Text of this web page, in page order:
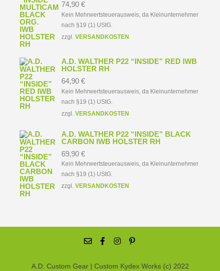
74,90 €
Kein Mehrwertsteuerausweis, da Kleinunternehmer
nach §19 (1) UStG.
zzgl. VERSANDKOSTEN
A.D. WALTHER P22 “INSIDE” RED IWB
HOLSTER RH
64,90 €
Kein Mehrwertsteuerausweis, da Kleinunternehmer
nach §19 (1) UStG.
zzgl. VERSANDKOSTEN
A.D. WALTHER P22 “INSIDE” BLACK
CARBON IWB HOLSTER RH
69,90 €
Kein Mehrwertsteuerausweis, da Kleinunternehmer
nach §19 (1) UStG.
zzgl. VERSANDKOSTEN
A.D. Custom Gear | Custom Kydex Works (c) 2022